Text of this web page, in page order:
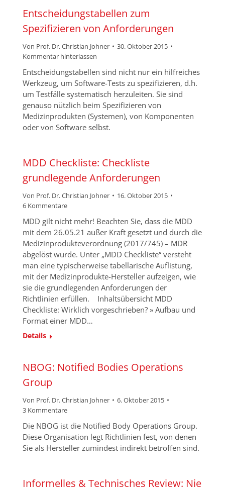
Entscheidungstabellen zum
Spezifizieren von Anforderungen
Von Prof. Dr. Christian Johner
30. Oktober 2015
Kommentar hinterlassen
Entscheidungstabellen sind nicht nur ein hilfreiches
Werkzeug, um Software-Tests zu spezifizieren, d.h.
um Testfälle systematisch herzuleiten. Sie sind
genauso nützlich beim Spezifizieren von
Medizinprodukten (Systemen), von Komponenten
oder von Software selbst.
MDD Checkliste: Checkliste
grundlegende Anforderungen
Von Prof. Dr. Christian Johner
16. Oktober 2015
6 Kommentare
MDD gilt nicht mehr! Beachten Sie, dass die MDD
mit dem 26.05.21 außer Kraft gesetzt und durch die
Medizinprodukteverordnung (2017/745) – MDR
abgelöst wurde. Unter „MDD Checkliste“ versteht
man eine typischerweise tabellarische Auflistung,
mit der Medizinprodukte-Hersteller aufzeigen, wie
sie die grundlegenden Anforderungen der
Richtlinien erfüllen. Inhaltsübersicht MDD
Checkliste: Wirklich vorgeschrieben? » Aufbau und
Format einer MDD…
Details
NBOG: Notified Bodies Operations
Group
Von Prof. Dr. Christian Johner
6. Oktober 2015
3 Kommentare
Die NBOG ist die Notified Body Operations Group.
Diese Organisation legt Richtlinien fest, von denen
Sie als Hersteller zumindest indirekt betroffen sind.
Informelles & Technisches Review: Nie